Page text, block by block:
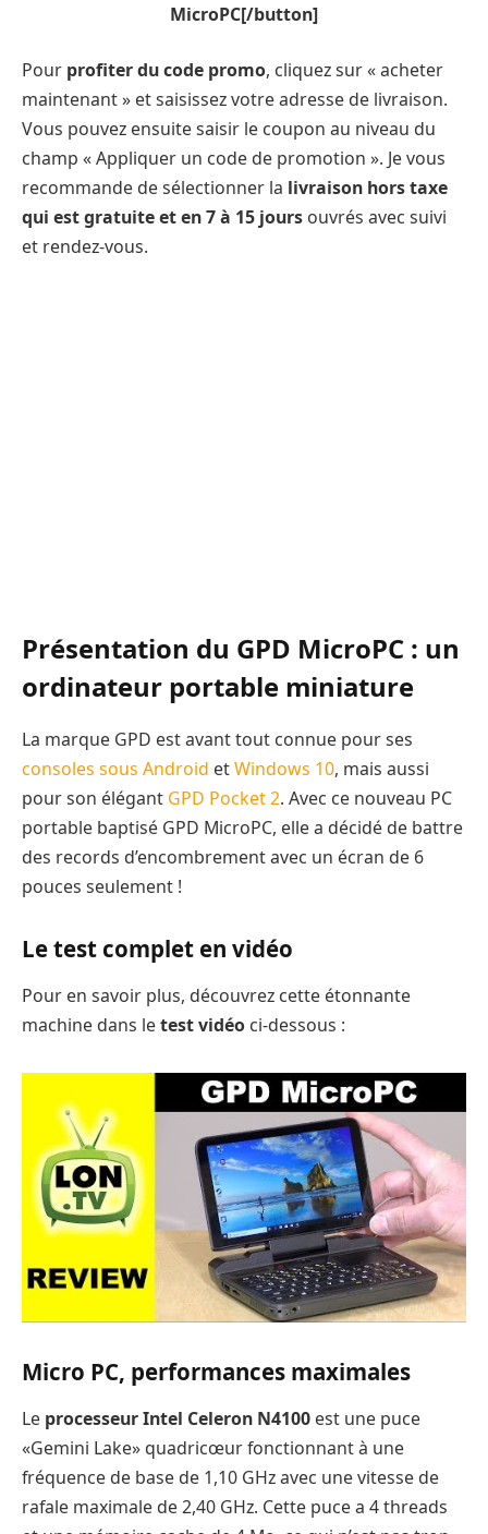
MicroPC[/button]
Pour profiter du code promo, cliquez sur « acheter
maintenant » et saisissez votre adresse de livraison.
Vous pouvez ensuite saisir le coupon au niveau du
champ « Appliquer un code de promotion ». Je vous
recommande de sélectionner la livraison hors taxe
qui est gratuite et en 7 à 15 jours ouvrés avec suivi
et rendez-vous.
Présentation du GPD MicroPC : un
ordinateur portable miniature
La marque GPD est avant tout connue pour ses
consoles sous Android etWindows 10, mais aussi
pour son élégant GPD Pocket 2. Avec ce nouveau PC
portable baptisé GPD MicroPC, elle a décidé de battre
des records d’encombrement avec un écran de 6
pouces seulement !
Le test complet en vidéo
Pour en savoir plus, découvrez cette étonnante
machine dans letest vidéo ci-dessous :
Micro PC, performances maximales
Le processeur Intel Celeron N4100 est une puce
«Gemini Lake» quadricœur fonctionnant à une
fréquence de base de 1,10 GHz avec une vitesse de
rafale maximale de 2,40 GHz. Cette puce a 4 threads